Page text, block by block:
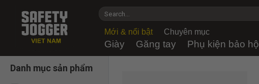
content
Search
Mới & nổi bật Chuyên mục
Giày Găng tay Phụ kiện bảo hộ
Danh mục sản phẩm